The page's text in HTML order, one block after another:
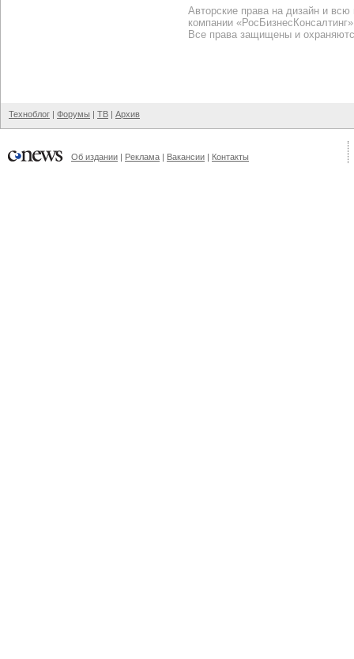
Авторские права на дизайн и
компании
Все права защищены и
Техноблог | Форумы | ТВ | Архив
Об издании | Реклама | Вакансии | Контакты